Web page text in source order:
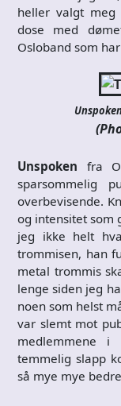
heller valgt
dose med
Osloband som
Unspoken fra
sparsommelig
overbevisende.
og intensitet som
jeg ikke helt
trommisen, han
metal trommis
lenge siden jeg
noen som helst
var slemt mot
medlemmene
temmelig slapp
så mye mye